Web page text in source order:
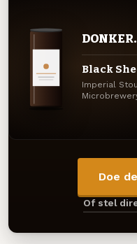
Black
Imperial
Doe
Of stel